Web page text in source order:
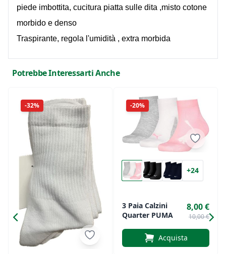
piede imbottita, cucitura piatta sulle dita ,misto cotone
morbido e denso
Traspirante, regola l'umidità , extra morbida
Potrebbe Interessarti Anche
-32% -20%
+24
3 Paia Calzini
Quarter PUMA
8,00 €
10,00 €
Acquista